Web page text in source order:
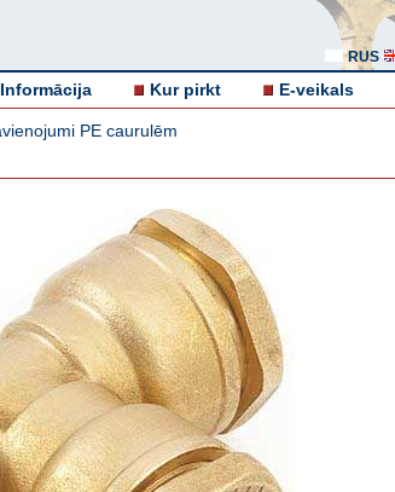
RUS
Informācija Kur pirkt E-veikals
PE caurulēm